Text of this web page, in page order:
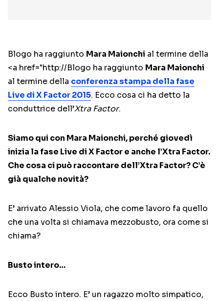
Blogo ha raggiunto Mara Maionchi al termine della
<a href="http://Blogo ha raggiunto Mara Maionchi
al termine della conferenza stampa della fase
Live di X Factor 2015. Ecco cosa ci ha detto la
conduttrice dell’Xtra Factor.
Siamo qui con Mara Maionchi, perché giovedì
inizia la fase Live di X Factor e anche l’Xtra Factor.
Che cosa ci può raccontare dell’Xtra Factor? C’è
già qualche novità?
E’ arrivato Alessio Viola, che come lavoro fa quello
che una volta si chiamava mezzobusto, ora come si
chiama?
Busto intero…
Ecco Busto intero. E’ un ragazzo molto simpatico,